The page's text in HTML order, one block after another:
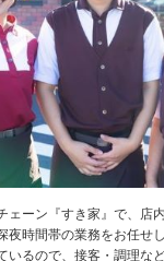
ェーン『すき家』で、店
夜時間帯の業務をお任せ
いるので、接客・調理な